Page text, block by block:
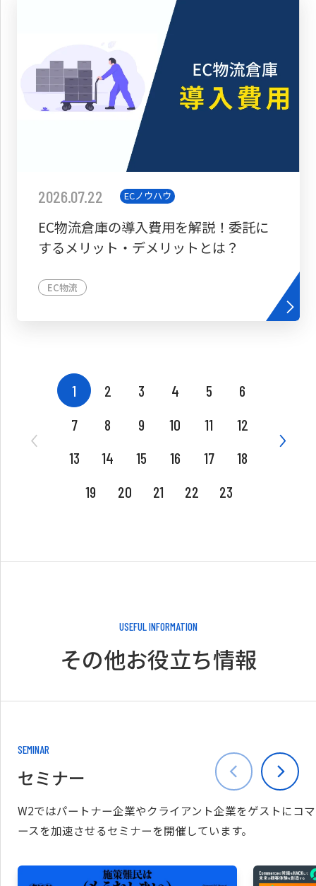
2026.07.22 ECノウハウ
EC物流倉庫の導入費用を解説！委託に
するメリット・デメリットとは？
EC物流
1 2 3 4 5
6
7
8 9 10 11
12
13
14 15 16 17
18
19
20 21 22 23
USEFUL INFORMATION
その他お役立ち情報
SEMINAR
セミナー
W2ではパートナー企業やクライアント企業をゲストにコマ
ースを加速させるセミナーを開催しています。